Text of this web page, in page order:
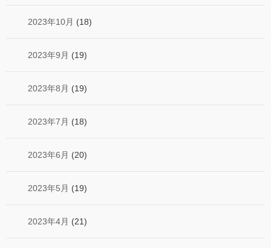
2023年10月 (18)
2023年9月 (19)
2023年8月 (19)
2023年7月 (18)
2023年6月 (20)
2023年5月 (19)
2023年4月 (21)